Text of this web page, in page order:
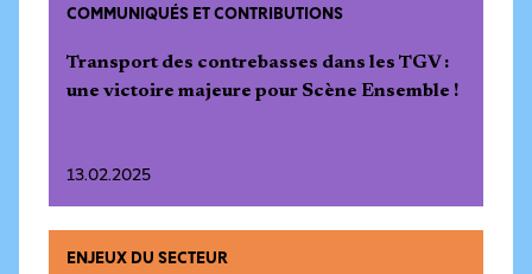
COMMUNIQUÉS ET CONTRIBUTIONS
Transport des contrebasses dans les TGV :
une victoire majeure pour Scène Ensemble !
13.02.2025
ENJEUX DU SECTEUR